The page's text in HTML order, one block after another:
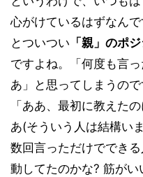
心がけているはずなん
とついつい 「親」のポ
ですよね。「何度も言
あ」と思ってしまうの
「ああ、最初に教えた
あ(そういう人は結構い
数回言っただけででき
動してたのかな? 筋がい